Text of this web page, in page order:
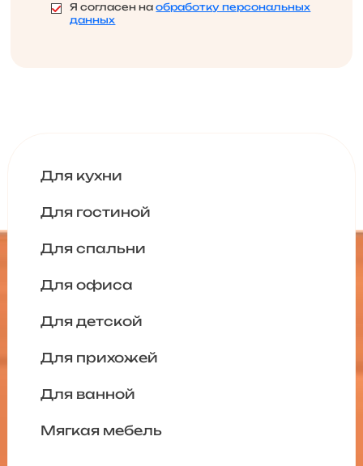
Я согласен наобработку персональных
данных
Для кухни
Для гостиной
Для спальни
Для офиса
Для детской
Для прихожей
Для ванной
Мягкая мебель